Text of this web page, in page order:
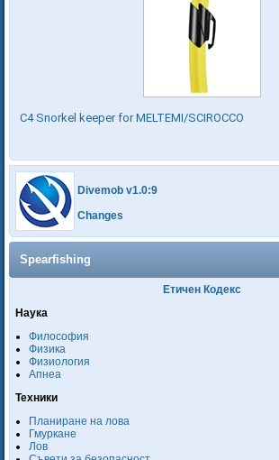
C4 Snorkel keeper for MELTEMI/SCIROCCO
Divemob v1.0:9
Changes
Spearfishing
Етичен Кодекс
Наука
Философия
Физика
Физиология
Апнеа
Техники
Планиране на лова
Гмуркане
Лов